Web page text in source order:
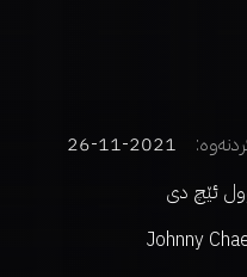
2021-11-26
ئێچ دی
Johnny